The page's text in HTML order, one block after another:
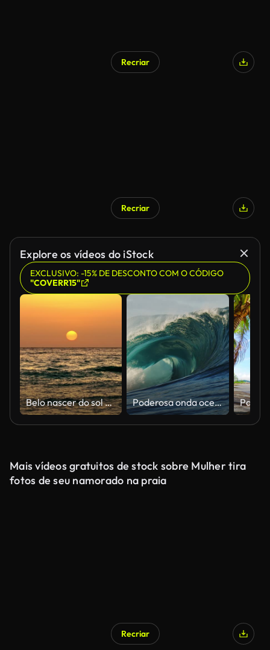
Recriar
Recriar
Explore os vídeos do iStock
EXCLUSIVO: -15% DE DESCONTO COM O CÓDIGO
"COVERR15"
Belo nascer do sol em Playa de Sota-vento, Fuerteventura Poderosa onda oceânica azul quebrando em águas abertas
Mais vídeos gratuitos de stock sobre Mulher tira
fotos de seu namorado na praia
Recriar